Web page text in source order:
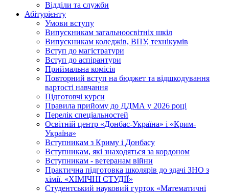
Відділи та служби
Абітурієнту
Умови вступу
Випускникам загальноосвітніх шкіл
Випускникам коледжів, ВПУ, технікумів
Вступ до магістратури
Вступ до аспірантури
Приймальна комісія
Повторний вступ на бюджет та відшкодування
вартості навчання
Підготовчі курси
Правила прийому до ДДМА у 2026 році
Перелік спеціальностей
Освітній центр «Донбас-Україна» і «Крим-
Україна»
Вступникам з Криму і Донбасу
Вступникам, які знаходяться за кордоном
Вступникам - ветеранам війни
Практична підготовка школярів до здачі ЗНО з
хімії. «ХІМІЧНІ СТУДІЇ»
Студентський науковий гурток «Математичні